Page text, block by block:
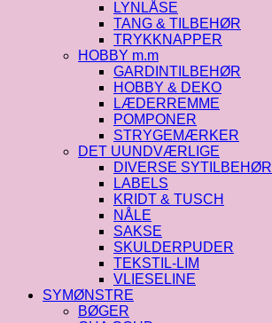
LYNLÅSE
TANG & TILBEHØR
TRYKKNAPPER
HOBBY m.m
GARDINTILBEHØR
HOBBY & DEKO
LÆDERREMME
POMPONER
STRYGEMÆRKER
DET UUNDVÆRLIGE
DIVERSE SYTILBEHØR
LABELS
KRIDT & TUSCH
NÅLE
SAKSE
SKULDERPUDER
TEKSTIL-LIM
VLIESELINE
SYMØNSTRE
BØGER